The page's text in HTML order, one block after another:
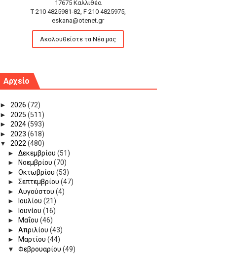
17675 Καλλιθέα
T 210 4825981-82, F 210 4825975,
eskana@otenet.gr
Ακολουθείστε τα Νέα μας
Αρχείο
► 2026 (72)
► 2025 (511)
► 2024(593)
► 2023 (618)
▼ 2022(480)
►Δεκεμβρίου(51)
► Νοεμβρίου(70)
►Οκτωβρίου(53)
►Σεπτεμβρίου(47)
►Αυγούστου(4)
►
Ιουλίου(21)
►
Ιουνίου(16)
► Μαΐου(46)
►Απριλίου(43)
► Μαρτίου(44)
▼Φεβρουαρίου(49)